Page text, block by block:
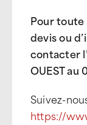
Pour toute
devis ou
contacter
OUEST au
Suivez-
https://